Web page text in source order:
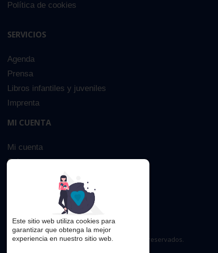
Política de cookies
SERVICIOS
Agenda
Prensa
Libros infantiles y juveniles
Imprenta
MI CUENTA
Mi cuenta
Sobre nosotros
Búsqueda Avanzada
Copyright © 2016. Todos los derechos reservados.
Este sitio web utiliza cookies para
garantizar que obtenga la mejor
experiencia en nuestro sitio web.